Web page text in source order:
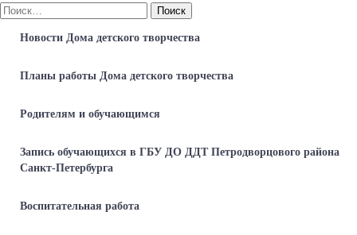
Найти:
Новости Дома детского творчества
Планы работы Дома детского творчества
Родителям и обучающимся
Запись обучающихся в ГБУ ДО ДДТ Петродворцового района
Санкт-Петербурга
Воспитательная работа